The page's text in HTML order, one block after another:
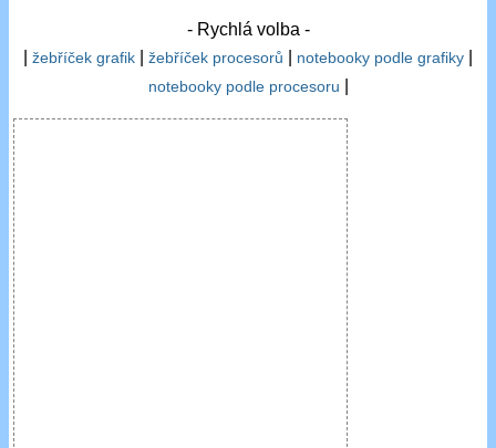
- Rychlá volba -
žebříček grafik žebříček procesorů notebooky podle grafiky
notebooky podle procesoru